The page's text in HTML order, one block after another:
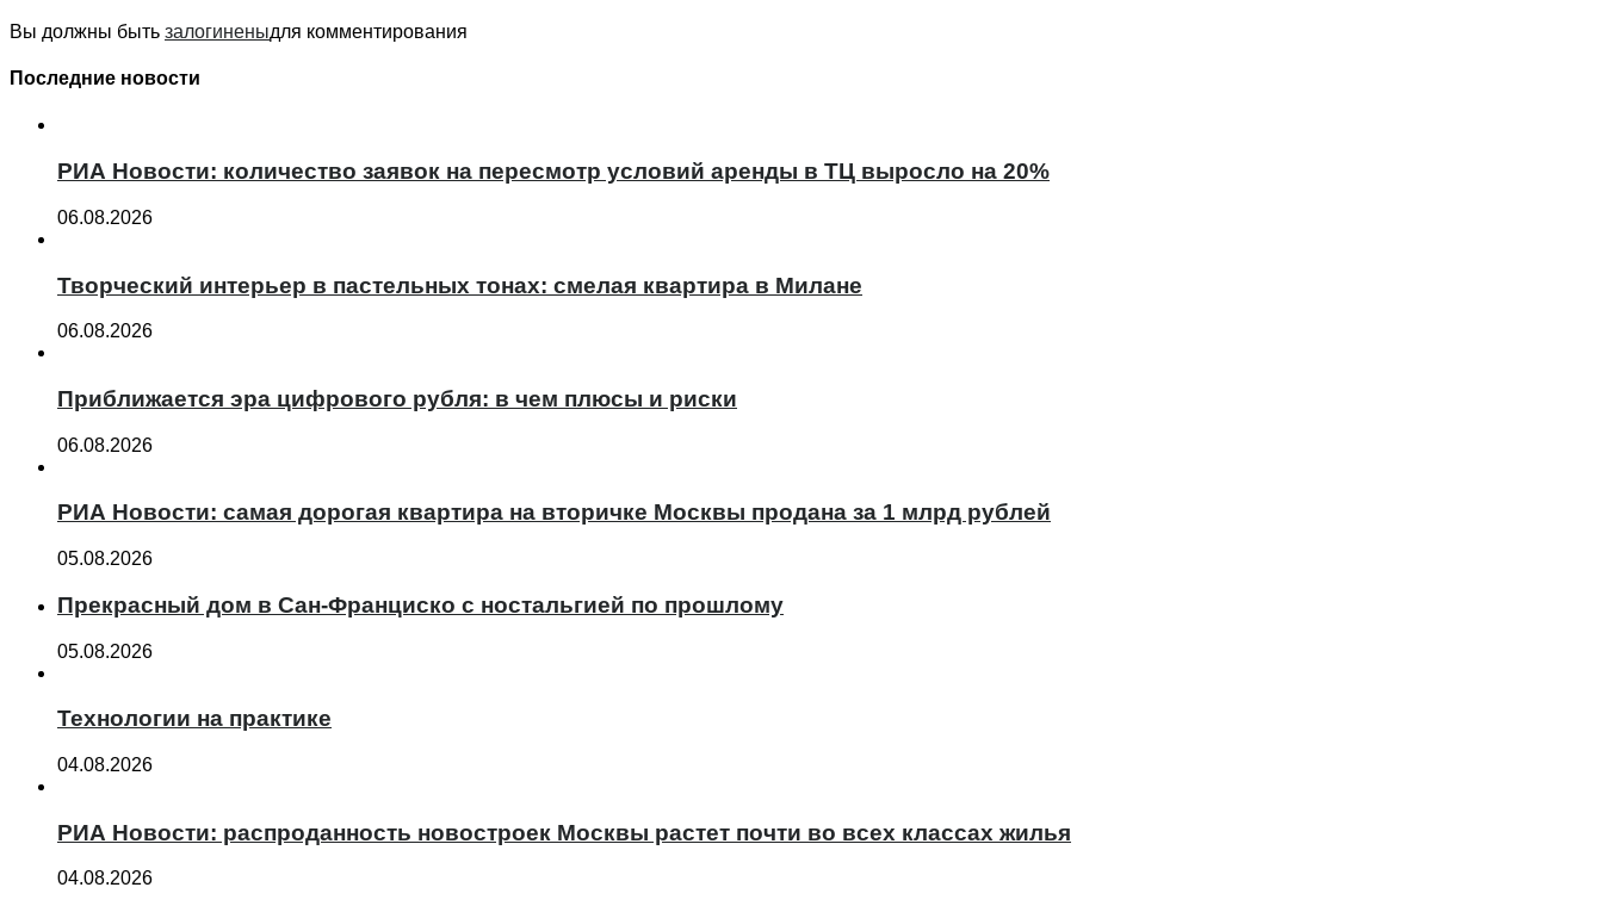
Вы должны быть залогиненыдля комментирования
Последние новости
РИА Новости: количество заявок на пересмотр условий аренды в ТЦ выросло на 20%
06.08.2026
Творческий интерьер в пастельных тонах: смелая квартира в Милане
06.08.2026
Приближается эра цифрового рубля: в чем плюсы и риски
06.08.2026
РИА Новости: самая дорогая квартира на вторичке Москвы продана за 1 млрд рублей
05.08.2026
Прекрасный дом в Сан-Франциско с ностальгией по прошлому
05.08.2026
Технологии на практике
04.08.2026
РИА Новости: распроданность новостроек Москвы растет почти во всех классах жилья
04.08.2026